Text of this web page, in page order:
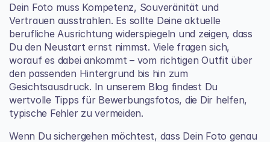
Dein Foto muss Kompetenz, Souveränität und
Vertrauen ausstrahlen. Es sollte Deine aktuelle
berufliche Ausrichtung widerspiegeln und zeigen, dass
Du den Neustart ernst nimmst. Viele fragen sich,
worauf es dabei ankommt – vom richtigen Outfit über
den passenden Hintergrund bis hin zum
Gesichtsausdruck. In unserem Blog findest Du
wertvolle Tipps für Bewerbungsfotos, die Dir helfen,
typische Fehler zu vermeiden.
Wenn Du sichergehen möchtest, dass Dein Foto genau